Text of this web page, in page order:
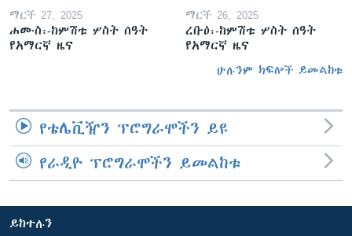
ማርች 27, 2025
ሐሙስ፡-ከምሽቱ ሦስት ሰዓት
የአማርኛ ዜና
ማርች 26, 2025
ረቡዕ፡-ከምሽቱ ሦስት ሰዓት
የአማርኛ ዜና
ሁሉንም ክፍሎች ይመልከቱ
የቴሌቪዥን ፕሮግራሞችን ይዩ
የራዲዮ ፕሮግራሞችን ይመልከቱ
ይከተሉን